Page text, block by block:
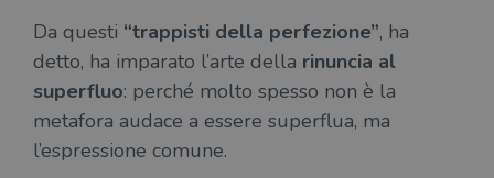
Da questi “trappisti della perfezione”, ha
detto, ha imparato l’arte della rinuncia al
superfluo: perché molto spesso non è la
metafora audace a essere superflua, ma
l’espressione comune.